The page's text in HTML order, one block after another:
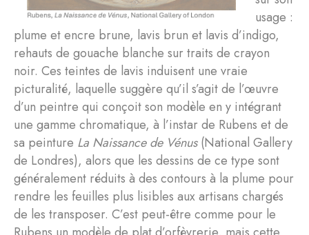
usage :
plume et encre brune, lavis brun et lavis d’indigo,
rehauts de gouache blanche sur traits de crayon
noir. Ces teintes de lavis induisent une vraie
picturalité, laquelle suggère qu’il s’agit de l’œuvre
d’un peintre qui conçoit son modèle en y intégrant
une gamme chromatique, à l’instar de Rubens et de
sa peinture La Naissance de Vénus(National Gallery
de Londres), alors que les dessins de ce type sont
généralement réduits à des contours à la plume pour
rendre les feuilles plus lisibles aux artisans chargés
de les transposer. C’est peut-être comme pour le